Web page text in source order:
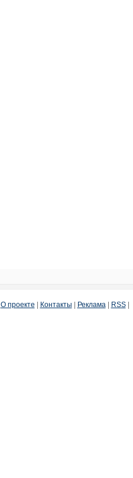
О проекте Контакты Реклама| RSS|